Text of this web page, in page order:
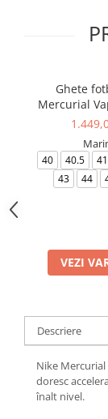
Ghete
Mercurial
FG
40 40.5 41
43
44
VEZI
Descriere
Nike
doresc
înalt nivel.